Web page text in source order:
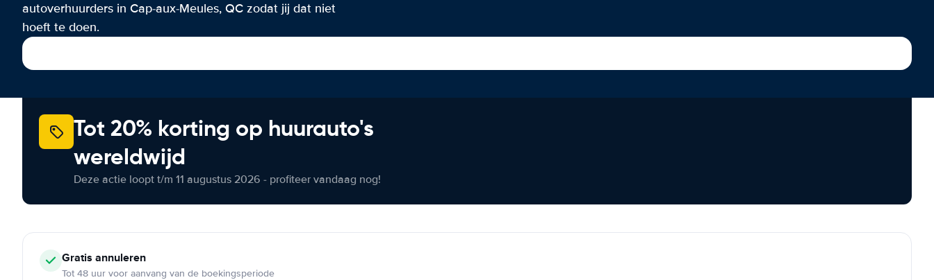
autoverhuurders in Cap-aux-Meules, QC zodat jij dat niet
hoeft te doen.
Tot 20% korting op huurauto's
wereldwijd
Deze actie loopt t/m 11 augustus 2026 - profiteer vandaag nog!
Gratis annuleren
Tot 48 uur voor aanvang van de boekingsperiode